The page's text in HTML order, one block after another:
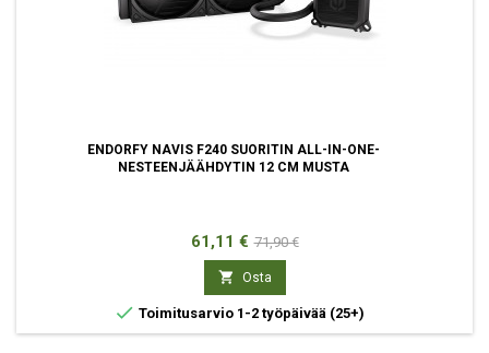
ENDORFY NAVIS F240 SUORITIN ALL-IN-ONE-
NESTEENJÄÄHDYTIN 12 CM MUSTA
Hinta
61,11 € Normaali
hinta
71,90 €
 Osta
 Toimitusarvio 1-2 työpäivää (25+)